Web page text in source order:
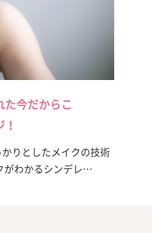
今だからこ
りとしたメイクの技術
がわかるシンデレ…